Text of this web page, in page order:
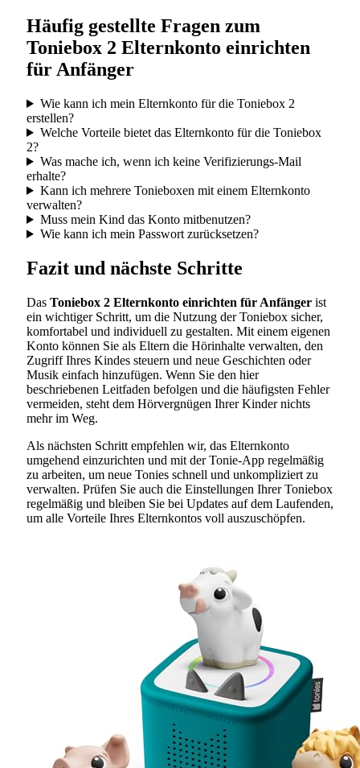
Häufig gestellte Fragen zum
Toniebox 2 Elternkonto einrichten
für Anfänger
Wie kann ich mein Elternkonto für die Toniebox 2
erstellen?
Welche Vorteile bietet das Elternkonto für die Toniebox
2?
Was mache ich, wenn ich keine Verifizierungs-Mail
erhalte?
Kann ich mehrere Tonieboxen mit einem Elternkonto
verwalten?
Muss mein Kind das Konto mitbenutzen?
Wie kann ich mein Passwort zurücksetzen?
Fazit und nächste Schritte
Das Toniebox 2 Elternkonto einrichten für Anfänger ist
ein wichtiger Schritt, um die Nutzung der Toniebox sicher,
komfortabel und individuell zu gestalten. Mit einem eigenen
Konto können Sie als Eltern die Hörinhalte verwalten, den
Zugriff Ihres Kindes steuern und neue Geschichten oder
Musik einfach hinzufügen. Wenn Sie den hier
beschriebenen Leitfaden befolgen und die häufigsten Fehler
vermeiden, steht dem Hörvergnügen Ihrer Kinder nichts
mehr im Weg.
Als nächsten Schritt empfehlen wir, das Elternkonto
umgehend einzurichten und mit der Tonie-App regelmäßig
zu arbeiten, um neue Tonies schnell und unkompliziert zu
verwalten. Prüfen Sie auch die Einstellungen Ihrer Toniebox
regelmäßig und bleiben Sie bei Updates auf dem Laufenden,
um alle Vorteile Ihres Elternkontos voll auszuschöpfen.